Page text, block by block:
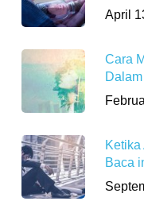
April
Cara
Dalam
Baca